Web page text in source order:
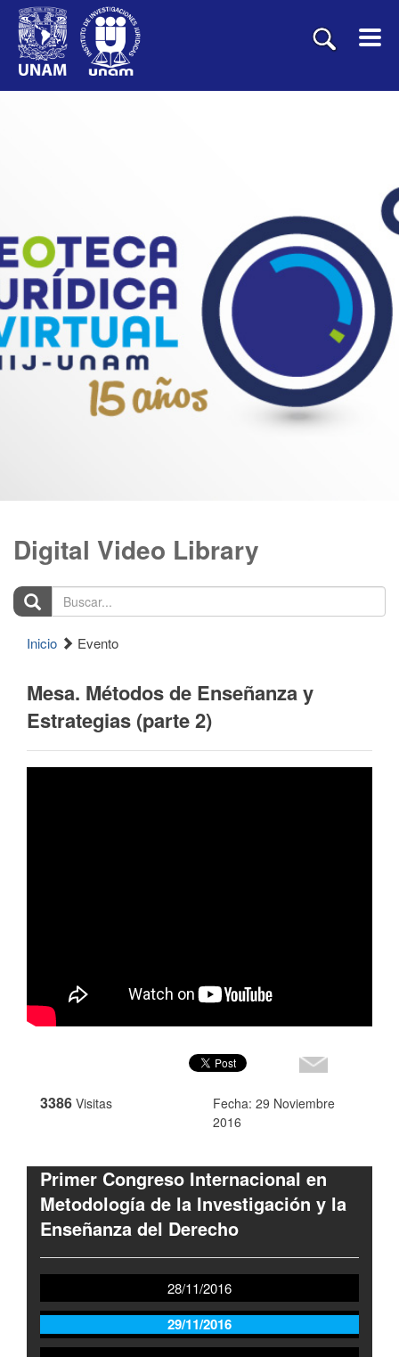
Digital Video Library
Buscar...
Inicio Evento
Mesa. Métodos de Enseñanza y
Estrategias (parte 2)
3386 Visitas
Fecha: 29 Noviembre
2016
Primer Congreso Internacional en
Metodología de la Investigación y la
Enseñanza del Derecho
28/11/2016
29/11/2016